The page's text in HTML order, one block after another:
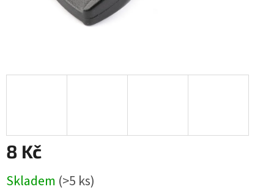
8 Kč
cena:
Skladem (>5 ks)